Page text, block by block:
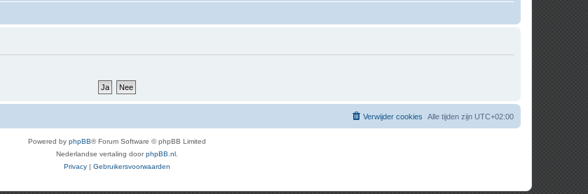
Alle tijden zijn UTC+02:00
Verwijder cookies
Powered by phpBB® Forum Software © phpBB Limited
Nederlandse vertaling doorphpBB.nl
Privacy | Gebruikersvoorwaarden